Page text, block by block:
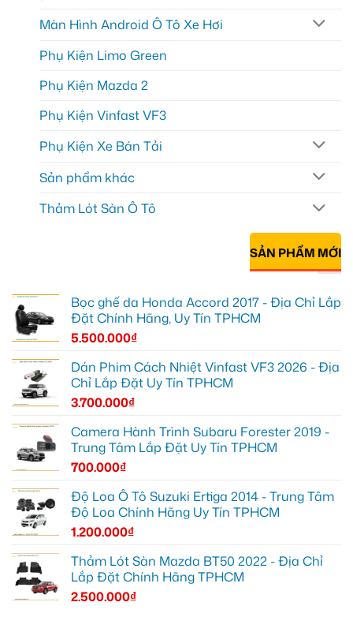
Màn Hình Android Ô Tô Xe Hơi
Phụ Kiện Limo Green
Phụ Kiện Mazda 2
Phụ Kiện Vinfast VF3
Phụ Kiện Xe Bán Tải
Sản phẩm khác
Thảm Lót Sàn Ô Tô
SẢN PHẨM MỚI
Bọc ghế da Honda Accord 2017 - Địa Chỉ Lắp
Đặt Chính Hãng, Uy Tín TPHCM
5.500.000₫
Dán Phim Cách Nhiệt Vinfast VF3 2026 - Địa
Chỉ Lắp Đặt Uy Tín TPHCM
3.700.000₫
Camera Hành Trình Subaru Forester 2019 -
Trung Tâm Lắp Đặt Uy Tín TPHCM
700.000₫
Độ Loa Ô Tô Suzuki Ertiga 2014 - Trung Tâm
Độ Loa Chính Hãng Uy Tín TPHCM
1.200.000₫
Thảm Lót Sàn Mazda BT50 2022 - Địa Chỉ
Lắp Đặt Chính Hãng TPHCM
2.500.000₫